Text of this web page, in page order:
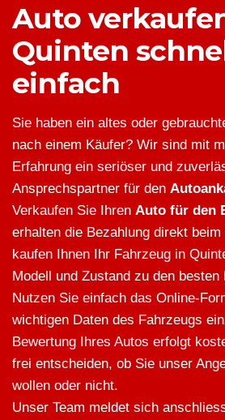
Auto
Quinten
einfach
Sie haben ein altes oder
nach einem Käufer? Wir sind mit
Erfahrung ein seriöser und
Ansprechspartner für den
Verkaufen Sie Ihren Auto für den
erhalten die Bezahlung direkt
kaufen Ihnen Ihr Fahrzeug in
Modell und Zustand zu den
Nutzen Sie einfach das Online-
wichtigen Daten des Fahrzeugs
Bewertung Ihres Autos erfolgt
frei entscheiden, ob Sie unser
wollen oder nicht.
Unser Team meldet sich